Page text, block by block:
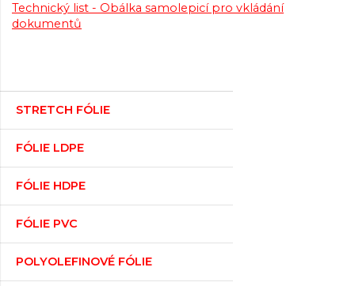
Technický list - Obálka samolepicí pro vkládání
dokumentů
STRETCH FÓLIE
FÓLIE LDPE
FÓLIE HDPE
FÓLIE PVC
POLYOLEFINOVÉ FÓLIE